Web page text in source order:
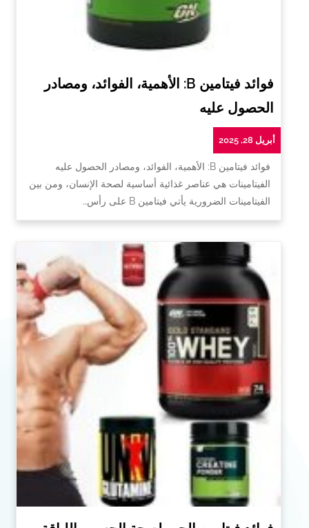
فوائد فيتامين B: الأهمية، الفوائد، ومصادر
الحصول عليه
أبريل 28, 2025
فوائد فيتامين B: الأهمية، الفوائد، ومصادر الحصول عليه
الفيتامينات هي عناصر غذائية أساسية لصحة الإنسان، ومن بين
الفيتامينات الضرورية يأتي فيتامين B على رأس…